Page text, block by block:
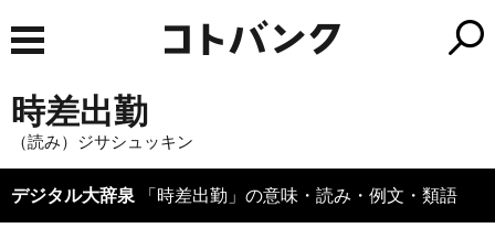
時差出勤
（読み）ジサシュッキン
デジタル大辞泉 「時差出勤」の意味・読み・例文・類語